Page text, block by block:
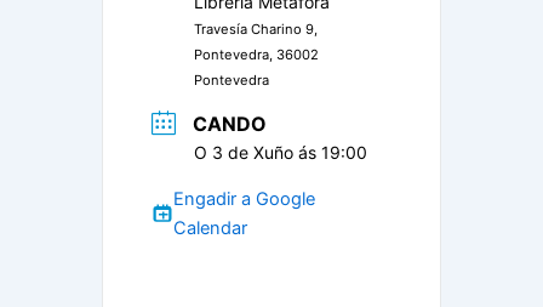
Travesía Charino 9,
Pontevedra, 36002
Pontevedra
CANDO
O 3 de Xuño ás 19:00
Engadir a Google
Calendar